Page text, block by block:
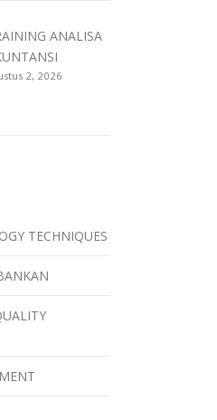
ANALISA
2, 2026
TECHNIQUES